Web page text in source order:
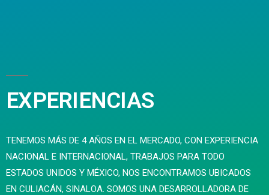
EXPERIENCIAS
TENEMOS MÁS DE 4 AÑOS EN EL MERCADO, CON EXPERIENCIA
NACIONAL E INTERNACIONAL, TRABAJOS PARA TODO
ESTADOS UNIDOS Y MÉXICO, NOS ENCONTRAMOS UBICADOS
EN CULIACÁN, SINALOA. SOMOS UNA DESARROLLADORA DE